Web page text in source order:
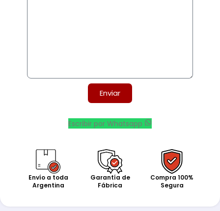
Enviar
Escribir por Whatsapp
Envío a toda
Argentina
Garantía de
Fábrica
Compra 100%
Segura